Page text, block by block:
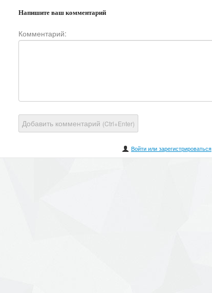
Напишите ваш комментарий
Комментарий:
Добавить комментарий (Ctrl+Enter)
Войти или зарегистрироваться